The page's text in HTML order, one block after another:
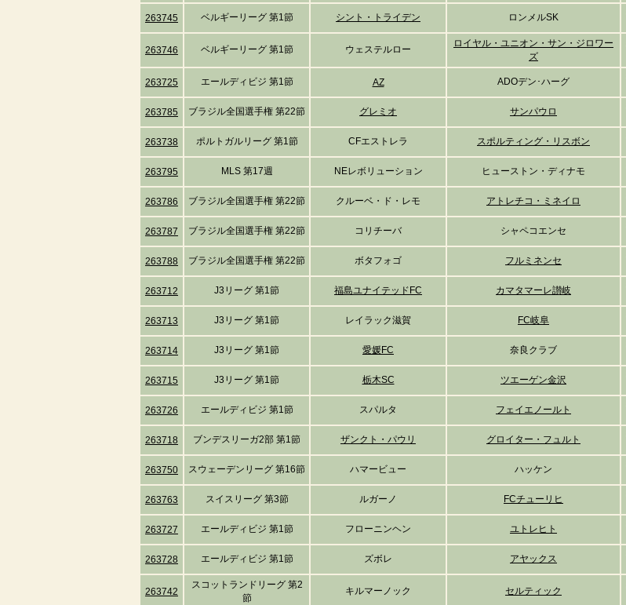
263745 ベルギーリーグ 第1節 シント・トライデン ロンメルSK
263746 ベルギーリーグ 第1節 ウェステルロー
ロイヤル・ユニオン・サン・ジロワー
ズ
263725 エールディビジ 第1節 AZ ADOデン･ハーグ
263785 ブラジル全国選手権 第22節 グレミオ サンパウロ
263738 ポルトガルリーグ 第1節 CFエストレラ スポルティング・リスボン
263795 MLS 第17週 NEレボリューション ヒューストン・ディナモ
263786 ブラジル全国選手権 第22節 クルーベ・ド・レモ アトレチコ・ミネイロ
263787 ブラジル全国選手権 第22節 コリチーバ シャペコエンセ
263788 ブラジル全国選手権 第22節 ボタフォゴ フルミネンセ
263712 J3リーグ 第1節 福島ユナイテッドFC カマタマーレ讃岐
263713 J3リーグ 第1節 レイラック滋賀 FC岐阜
263714 J3リーグ 第1節 愛媛FC 奈良クラブ
263715 J3リーグ 第1節 栃木SC ツエーゲン金沢
263726 エールディビジ 第1節 スパルタ フェイエノールト
263718 ブンデスリーガ2部 第1節 ザンクト・パウリ グロイター・フュルト
263750 スウェーデンリーグ 第16節 ハマービュー ハッケン
263763 スイスリーグ 第3節 ルガーノ FCチューリヒ
263727 エールディビジ 第1節 フローニンヘン ユトレヒト
263728 エールディビジ 第1節 ズボレ アヤックス
263742
スコットランドリーグ 第2
節
キルマーノック セルティック